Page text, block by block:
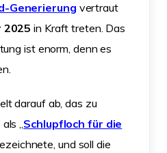
Generierung vertraut
2025 in Kraft treten. Das
ist enorm, denn es
darauf ab, das zu
„Schlupfloch für die
und soll die